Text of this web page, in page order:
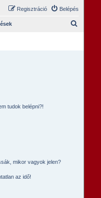
Belépés
Regisztráció
tudok belépni?!
mikor vagyok jelen?
az idő!